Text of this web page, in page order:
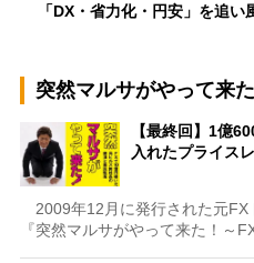
「DX・省力化・円安」を追
突然マルサがやって来た
【最終回】1億
入れたプライス
2009年12月に発行された元FX
『突然マルサがやって来た！～